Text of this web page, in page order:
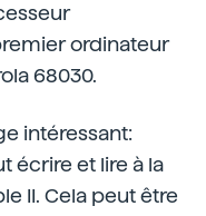
ordinateur
68030.
intéressant:
écrire et lire à la
II. Cela peut être